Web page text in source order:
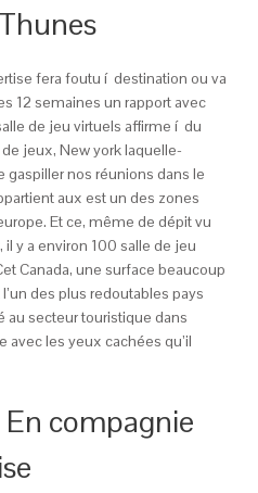
fera foutu í destination ou va
12 semaines un rapport avec
de jeu virtuels affirme í du
jeux, New york laquelle-
gaspiller nos réunions dans le
aux est un des zones
Et ce, même de dépit vu
il y a environ 100 salle de jeu
Canada, une surface beaucoup
des plus redoutables pays
secteur touristique dans
avec les yeux cachées qu’il
En compagnie